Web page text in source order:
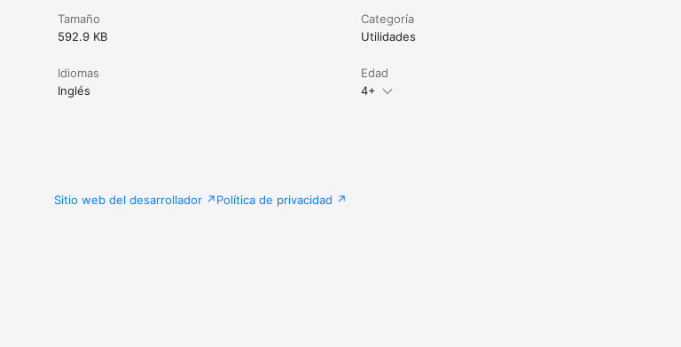
Tamaño
592.9 KB
Categoría
Utilidades
Idiomas
Inglés
Edad
4+
Sitio web del desarrollador Política de privacidad